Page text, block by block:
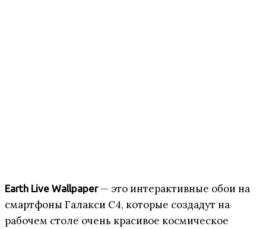
Earth Live Wallpaper— это интерактивные обои на
смартфоны Галакси С4, которые создадут на
рабочем столе очень красивое космическое